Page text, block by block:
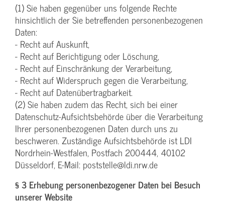
(1) Sie haben gegenüber uns folgende Rechte
hinsichtlich der Sie betreffenden personenbezogenen
Daten:
- Recht auf Auskunft,
- Recht auf Berichtigung oder Löschung,
- Recht auf Einschränkung der Verarbeitung,
- Recht auf Widerspruch gegen die Verarbeitung,
- Recht auf Datenübertragbarkeit.
(2) Sie haben zudem das Recht, sich bei einer
Datenschutz-Aufsichtsbehörde über die Verarbeitung
Ihrer personenbezogenen Daten durch uns zu
beschweren. Zuständige Aufsichtsbehörde ist LDI
Nordrhein-Westfalen, Postfach 200444, 40102
Düsseldorf, E-Mail: poststelle@ldi.nrw.de
§ 3 Erhebung personenbezogener Daten bei Besuch
unserer Website